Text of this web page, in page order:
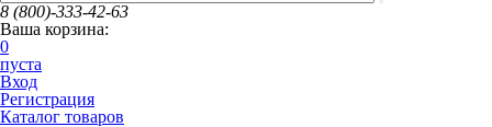
8 (800)-333-42-63
Ваша корзина:
0
пуста
Вход
Регистрация
Каталог товаров